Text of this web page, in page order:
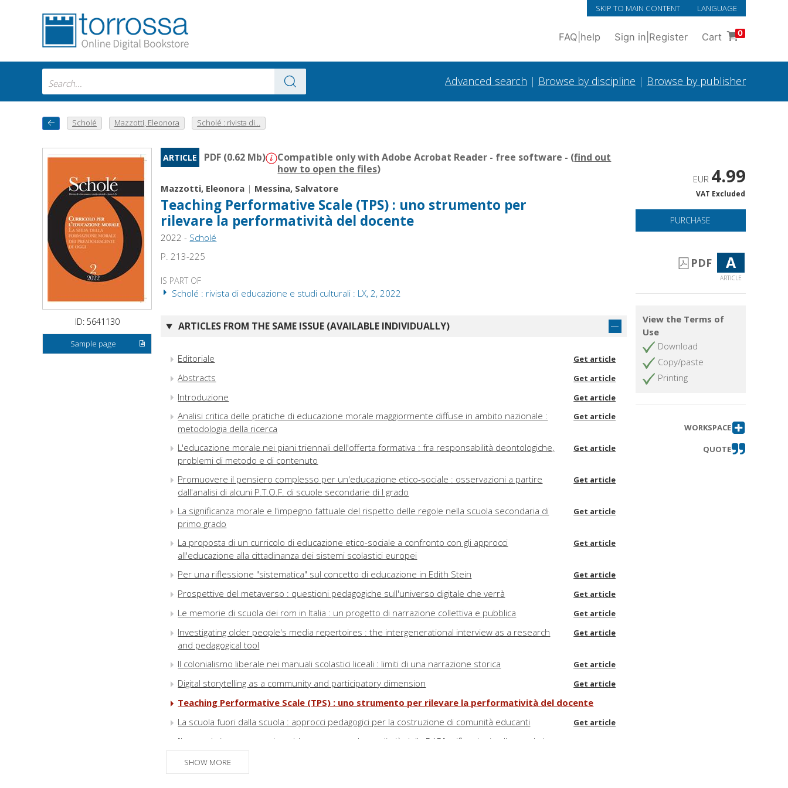
SKIP TO MAIN CONTENT LANGUAGE
FAQ help Sign in Register Cart 0
Advanced search | Browse by discipline | Browse by publisher
Scholé Mazzotti, Eleonora Scholé : rivista di...
ID: 5641130
Sample page
ARTICLE PDF (0.62 Mb) Compatible only with Adobe Acrobat Reader - free software - (find out
how to open the files)
Mazzotti, Eleonora | Messina, Salvatore
Teaching Performative Scale (TPS) : uno strumento per
rilevare la performatività del docente
2022 - Scholé
P. 213-225
IS PART OF
Scholé : rivista di educazione e studi culturali : LX, 2, 2022
ARTICLES FROM THE SAME ISSUE (AVAILABLE INDIVIDUALLY)
Editoriale Get article
Abstracts Get article
Introduzione Get article
Analisi critica delle pratiche di educazione morale maggiormente diffuse in ambito nazionale :
metodologia della ricerca
Get article
L'educazione morale nei piani triennali dell'offerta formativa : fra responsabilità deontologiche,
problemi di metodo e di contenuto
Get article
Promuovere il pensiero complesso per un'educazione etico-sociale : osservazioni a partire
dall'analisi di alcuni P.T.O.F. di scuole secondarie di I grado
Get article
La significanza morale e l'impegno fattuale del rispetto delle regole nella scuola secondaria di
primo grado
Get article
La proposta di un curricolo di educazione etico-sociale a confronto con gli approcci
all'educazione alla cittadinanza dei sistemi scolastici europei
Get article
Per una riflessione "sistematica" sul concetto di educazione in Edith Stein Get article
Prospettive del metaverso : questioni pedagogiche sull'universo digitale che verrà Get article
Le memorie di scuola dei rom in Italia : un progetto di narrazione collettiva e pubblica Get article
Investigating older people's media repertoires : the intergenerational interview as a research
and pedagogical tool
Get article
Il colonialismo liberale nei manuali scolastici liceali : limiti di una narrazione storica Get article
Digital storytelling as a community and participatory dimension Get article
Teaching Performative Scale (TPS) : uno strumento per rilevare la performatività del docente
La scuola fuori dalla scuola : approcci pedagogici per la costruzione di comunità educanti
Get article
"La scuola in presenza dovrebbe essere qualcosa di più della DAD" : riflessioni sulla scuola in
pandemia di studenti di scuola superiore in Lombardia
L'Intelligenza artificiale nei musei : uno studio esplorativo sullo stato dell'arte in Italia
SHOW MORE
EUR 4.99
VAT Excluded
PURCHASE
PDF A
ARTICLE
View the Terms of
Use
Download
Copy/paste
Printing
WORKSPACE
QUOTE